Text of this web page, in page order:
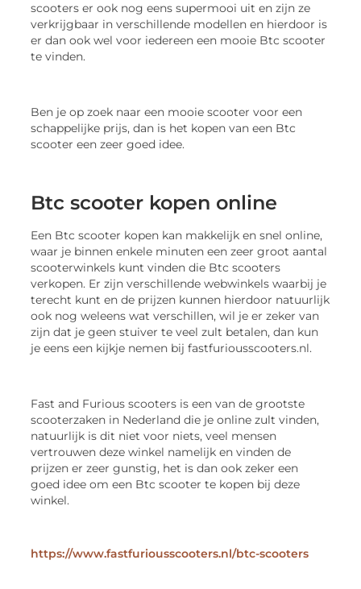
scooters er ook nog eens supermooi uit en zijn ze
verkrijgbaar in verschillende modellen en hierdoor is
er dan ook wel voor iedereen een mooie Btc scooter
te vinden.
Ben je op zoek naar een mooie scooter voor een
schappelijke prijs, dan is het kopen van een Btc
scooter een zeer goed idee.
Btc scooter kopen online
Een Btc scooter kopen kan makkelijk en snel online,
waar je binnen enkele minuten een zeer groot aantal
scooterwinkels kunt vinden die Btc scooters
verkopen. Er zijn verschillende webwinkels waarbij je
terecht kunt en de prijzen kunnen hierdoor natuurlijk
ook nog weleens wat verschillen, wil je er zeker van
zijn dat je geen stuiver te veel zult betalen, dan kun
je eens een kijkje nemen bij fastfuriousscooters.nl.
Fast and Furious scooters is een van de grootste
scooterzaken in Nederland die je online zult vinden,
natuurlijk is dit niet voor niets, veel mensen
vertrouwen deze winkel namelijk en vinden de
prijzen er zeer gunstig, het is dan ook zeker een
goed idee om een Btc scooter te kopen bij deze
winkel.
https://www.fastfuriousscooters.nl/btc-scooters